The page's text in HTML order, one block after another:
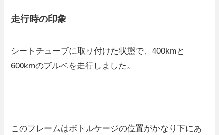
走行時の印象
シートチューブに取り付けた状態で、400kmと
600kmのブルベを走行しました。
このフレームはボトルケージの位置がかなり下にあ